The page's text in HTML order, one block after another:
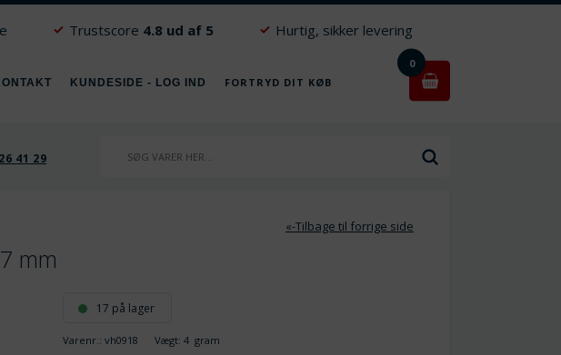
Trustscore 4.8 ud af 5 Hurtig, sikker levering
KUNDESIDE - LOG IND FORTRYD DIT KØB
0
41 29
«-Tilbage til forrige side
mm
17 på lager
Varenr.:vh0918 Vægt:4 gram